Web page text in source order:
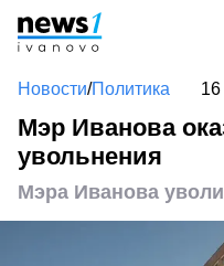
Новости/Политика 16
Мэр Иванова
увольнения
Мэра Иванова